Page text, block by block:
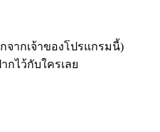
จากเจ้าของโปรแกรมนี้)
กไว้กับใครเลย